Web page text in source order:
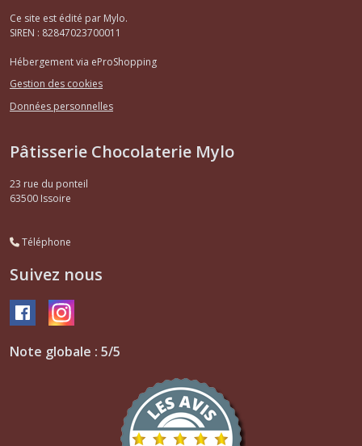
Ce site est édité par Mylo.
SIREN : 82847023700011
Hébergement via eProShopping
Gestion des cookies
Données personnelles
Pâtisserie Chocolaterie Mylo
23 rue du ponteil
63500 Issoire
Téléphone
Suivez nous
Note globale : 5/5